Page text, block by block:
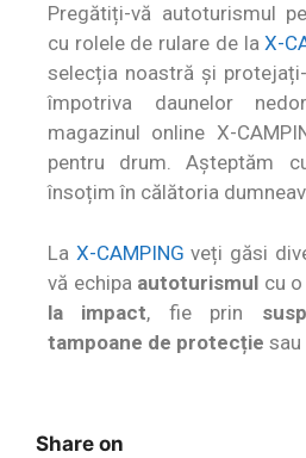
Pregătiți-vă autoturismul
cu rolele de rulare de laX-
selecția noastră și
împotriva daunelor
magazinul online X-
pentru drum. Așteptăm
însoțim în călătoria
La X-CAMPING veți găsi
vă echipa autoturismul cu o
la impact, fie prin
tampoane de protecție sau
Share on